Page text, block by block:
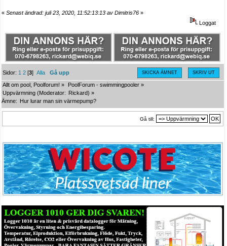
« Senast ändrad: juli 23, 2020, 11:52:13:13 av Dimitris76 »
Loggat
SKICKA ÄMNET SKRIV UT
Sidor: 1 2 [3]Alla
Gå upp
Allt om pool, Poolforum! » PoolForum - swimmingpooler »
Uppvärmning (Moderator: Rickard) »
Ämne: Hur lurar man sin värmepump?
Gå till: